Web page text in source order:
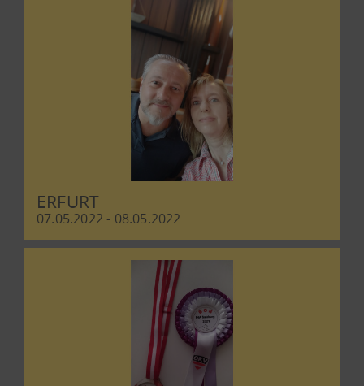
ERFURT
07.05.2022 - 08.05.2022